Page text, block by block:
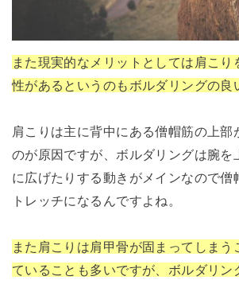
また現実的なメリットとしては肩こり
性があるというのもボルダリングの良
肩こりは主に背中にある僧帽筋の上部
のが原因ですが、ボルダリングは腕を
に広げたりする動きがメインなので僧
トレッチになるんですよね。
また肩こりは肩甲骨が固まってしまう
ていることも多いですが、ボルダリン